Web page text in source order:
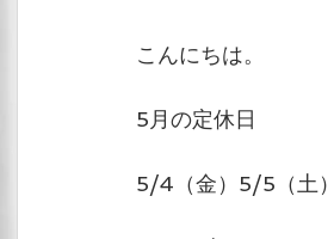
こんにちは。
5月の定休日
5/4（金）5/5（土